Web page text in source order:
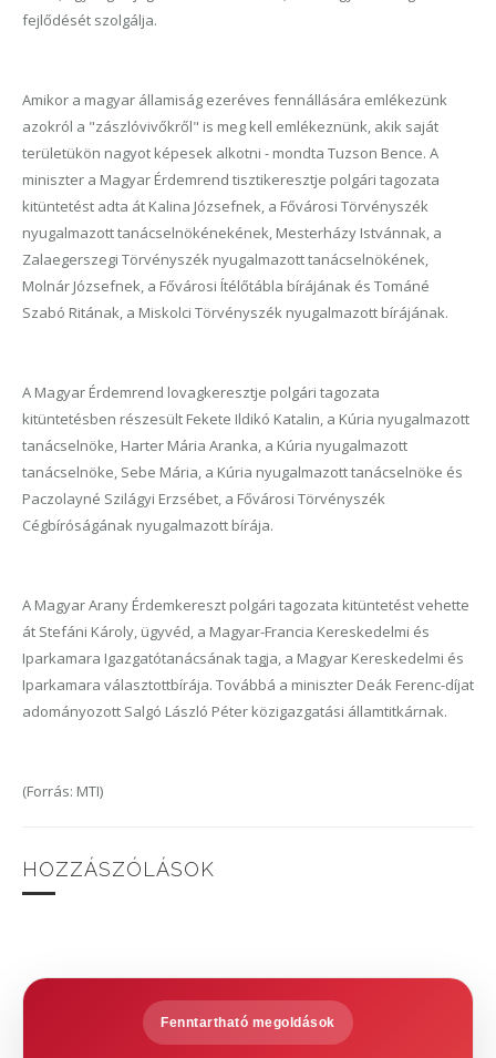
fejlődését szolgálja.
Amikor a magyar államiság ezeréves fennállására emlékezünk
azokról a "zászlóvivőkről" is meg kell emlékeznünk, akik saját
területükön nagyot képesek alkotni - mondta Tuzson Bence. A
miniszter a Magyar Érdemrend tisztikeresztje polgári tagozata
kitüntetést adta át Kalina Józsefnek, a Fővárosi Törvényszék
nyugalmazott tanácselnökénekének, Mesterházy Istvánnak, a
Zalaegerszegi Törvényszék nyugalmazott tanácselnökének,
Molnár Józsefnek, a Fővárosi Ítélőtábla bírájának és Tománé
Szabó Ritának, a Miskolci Törvényszék nyugalmazott bírájának.
A Magyar Érdemrend lovagkeresztje polgári tagozata
kitüntetésben részesült Fekete Ildikó Katalin, a Kúria nyugalmazott
tanácselnöke, Harter Mária Aranka, a Kúria nyugalmazott
tanácselnöke, Sebe Mária, a Kúria nyugalmazott tanácselnöke és
Paczolayné Szilágyi Erzsébet, a Fővárosi Törvényszék
Cégbíróságának nyugalmazott bírája.
A Magyar Arany Érdemkereszt polgári tagozata kitüntetést vehette
át Stefáni Károly, ügyvéd, a Magyar-Francia Kereskedelmi és
Iparkamara Igazgatótanácsának tagja, a Magyar Kereskedelmi és
Iparkamara választottbírája. Továbbá a miniszter Deák Ferenc-díjat
adományozott Salgó László Péter közigazgatási államtitkárnak.
(Forrás: MTI)
HOZZÁSZÓLÁSOK
Fenntartható megoldások